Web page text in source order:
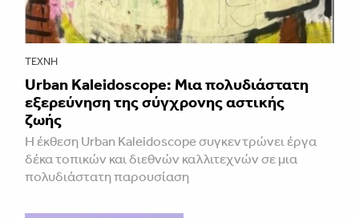
ΤΈΧΝΗ
Urban Kaleidoscope: Μια πολυδιάστατη
εξερεύνηση της σύγχρονης αστικής
ζωής
Η έκθεση Urban Kaleidoscope συγκεντρώνει έργα
δέκα τοπικών και διεθνών καλλιτεχνών σε μια
πολυδιάστατη παρουσίαση